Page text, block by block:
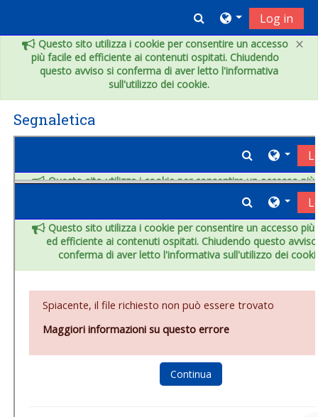
×
Questo sito utilizza i cookie per consentire un accesso
più facile ed efficiente ai contenuti ospitati. Chiudendo
questo avviso si conferma di aver letto l'informativa
sull'utilizzo dei cookie.
Toggle search
Log in
Segnaletica